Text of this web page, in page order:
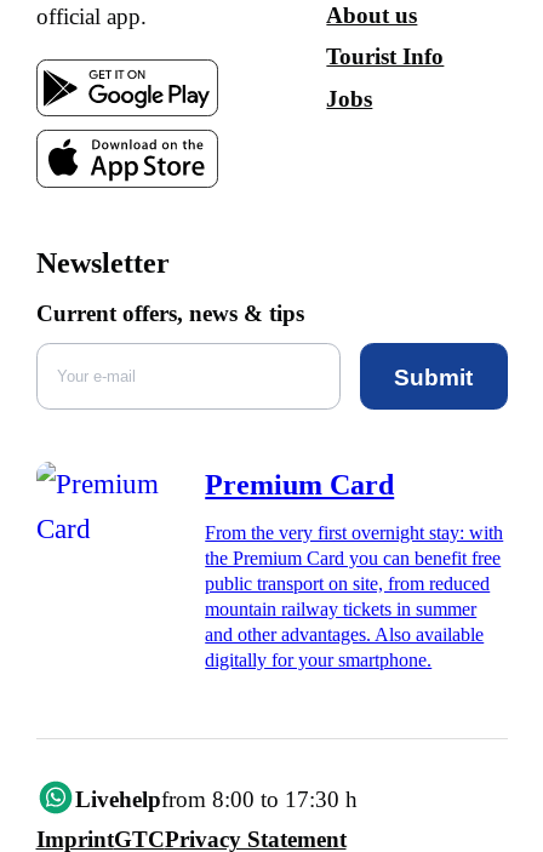
official app.
About us
Tourist Info
Jobs
Newsletter
Current offers, news & tips
Submit
Premium Card
From the very first overnight stay: with
the Premium Card you can benefit free
public transport on site, from reduced
mountain railway tickets in summer
and other advantages. Also available
digitally for your smartphone.
Livehelpfrom 8:00 to 17:30 h
ImprintGTCPrivacy Statement